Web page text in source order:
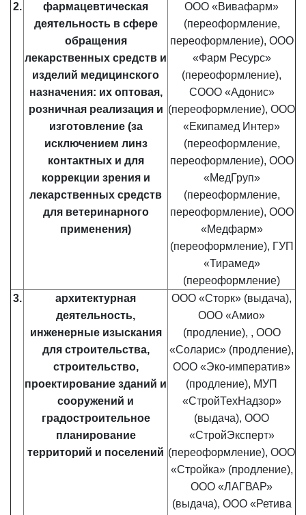
2.
фармацевтическая
деятельность в сфере
обращения
лекарственных средств и
изделий медицинского
назначения: их оптовая,
розничная реализация и
изготовление (за
исключением линз
контактных и для
коррекции зрения и
лекарственных средств
для ветеринарного
применения)
ООО «Вивафарм»
(переоформление,
переоформление), ООО
«Фарм Ресурс»
(переоформление),
СООО «Адонис»
(переоформление), ООО
«Екипамед Интер»
(переоформление,
переоформление), ООО
«МедГруп»
(переоформление,
переоформление), ООО
«Медфарм»
(переоформление), ГУП
«Тирамед»
(переоформление)
3.
архитектурная
деятельность,
инженерные изыскания
для строительства,
строительство,
проектирование зданий и
сооружений и
градостроительное
планирование
территорий и поселений
ООО «Сторк» (выдача),
ООО «Амио»
(продление), , ООО
«Соларис» (продление),
ООО «Эко-императив»
(продление), МУП
«СтройТехНадзор»
(выдача), ООО
«СтройЭксперт»
(переоформление), ООО
«Стройка» (продление),
ООО «ЛАГВАР»
(выдача), ООО «Ретива